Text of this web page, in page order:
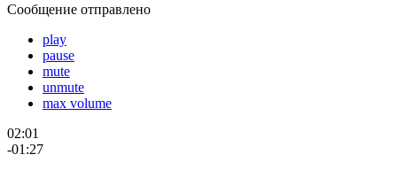
Сообщение отправлено
play
pause
mute
unmute
max volume
02:01
-01:27